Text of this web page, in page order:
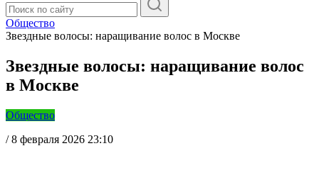
Общество
Звездные волосы: наращивание волос в Москве
Звездные волосы: наращивание волос
в Москве
Общество
/ 8 февраля 2026 23:10